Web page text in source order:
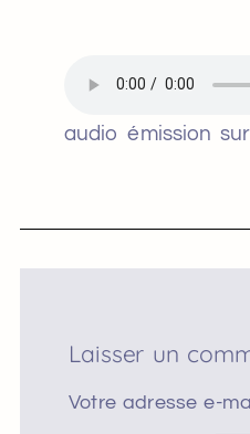
audio émission
Laisser un
Votre adresse e-